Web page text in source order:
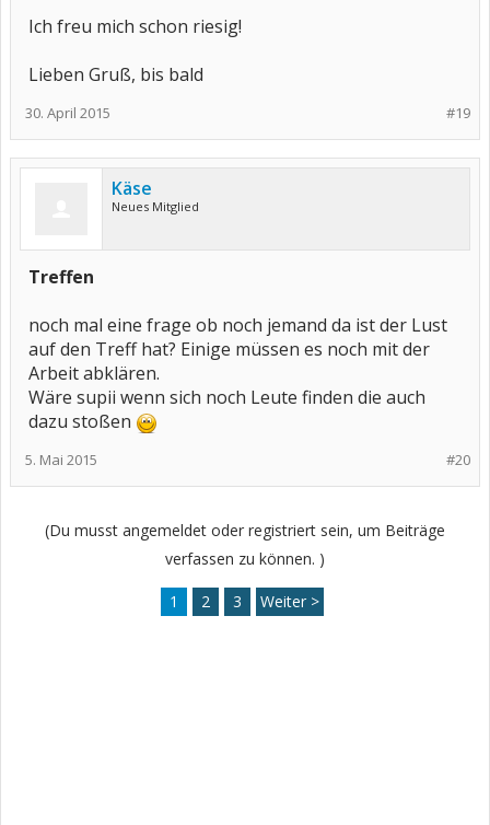
Ich freu mich schon riesig!
Lieben Gruß, bis bald
#19
30. April 2015
Käse
Neues Mitglied
Treffen
noch mal eine frage ob noch jemand da ist der Lust
auf den Treff hat? Einige müssen es noch mit der
Arbeit abklären.
Wäre supii wenn sich noch Leute finden die auch
dazu stoßen
#20
5. Mai 2015
(Du musst angemeldet oder registriert sein, um Beiträge
verfassen zu können. )
1 2 3 Weiter >